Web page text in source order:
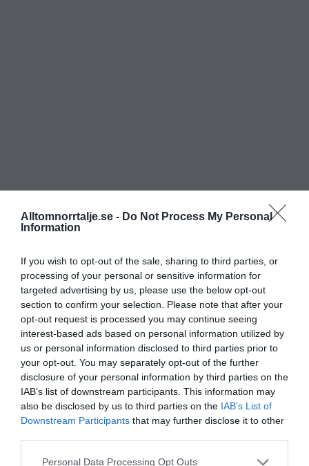
Alltomnorrtalje.se - Do Not Process My Personal
Information
If you wish to opt-out of the sale, sharing to third parties, or
processing of your personal or sensitive information for
targeted advertising by us, please use the below opt-out
section to confirm your selection. Please note that after your
opt-out request is processed you may continue seeing
interest-based ads based on personal information utilized by
us or personal information disclosed to third parties prior to
your opt-out. You may separately opt-out of the further
disclosure of your personal information by third parties on the
IAB’s list of downstream participants. This information may
also be disclosed by us to third parties on the IAB’s List of
Downstream Participants that may further disclose it to other
Personal Data Processing Opt Outs